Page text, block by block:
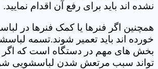
نشده اند باید برای رفع آن اقدام نمایید.
همچنین اگر فنرها یا کمک فنرها در
خورده اند باید تعمیر شوند.تسمه
بخش های مهم در دستگاه است که
تواند سبب مرتعش شدن لباسشویی